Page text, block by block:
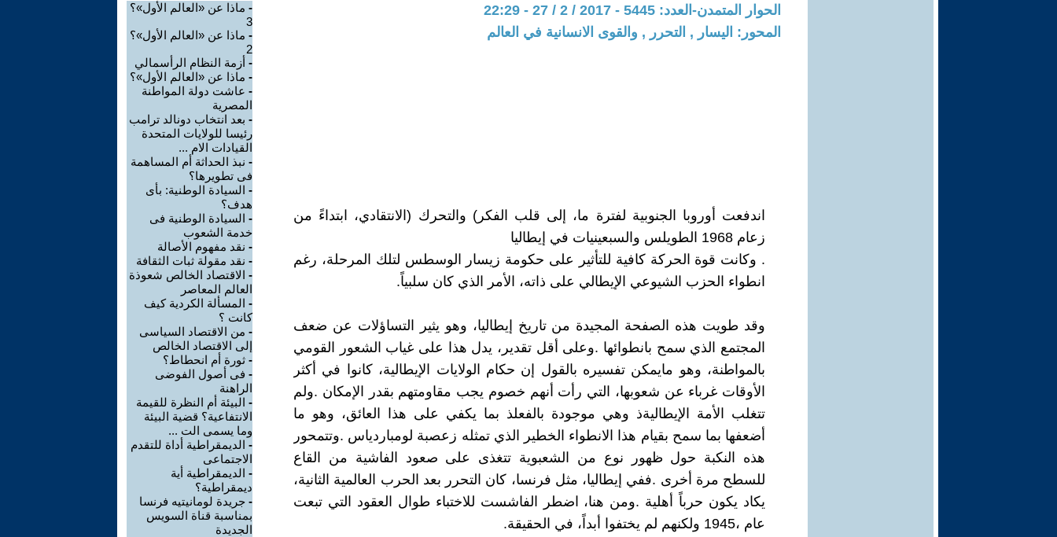
الحوار المتمدن-العدد: 5445 - 2017 / 2 / 27 - 22:29
المحور: اليسار , التحرر , والقوى الانسانية في العالم
‬زعام‭ ‬1968‭ ‬الطويلس‭ ‬والسبعينيات‭ ‬في‭ ‬إيطاليا‭
‬انطواء‭ ‬الحزب‭ ‬الشيوعي‭ ‬الإيطالي‭ ‬على‭ ‬ذاته،‭ ‬الأمر‭ ‬الذي‭ ‬كان‭ ‬سلبياً‭.‬
‬عام‭ ‬1945،‭ ‬ولكنهم‭ ‬لم‭ ‬يختفوا‭ ‬أبداً،‭ ‬في‭ ‬الحقيقة‭. ‬
- ماذا عن «العالم الأول»؟
3
- ماذا عن «العالم الأول»؟
2
- أزمة النظام الرأسمالي
- ماذا عن «العالم الأول»؟
- عاشت دولة المواطنة
المصرية
- بعد انتخاب دونالد ترامب
رئيسا للولايات المتحدة
القيادات الام ...
- نبذ الحداثة أم المساهمة
فى تطويرها؟
- السيادة الوطنية: بأى
هدف؟
- السيادة الوطنية فى
خدمة الشعوب
- نقد مفهوم الأصالة
- نقد مقولة ثبات الثقافة
- الاقتصاد الخالص شعوذة
العالم المعاصر
-
‬كانت ؟
- من الاقتصاد السياسى
إلى الاقتصاد الخالص
- ثورة أم انحطاط؟
- فى أصول الفوضى
الراهنة
- البيئة أم النظرة للقيمة
الانتفاعية؟ قضية البيئة
وما يسمى الت ...
- الديمقراطية أداة للتقدم
الاجتماعى
- الديمقراطية أية
ديمقراطية؟
- جريدة لومانيتيه فرنسا
بمناسبة قناة السويس
الجديدة